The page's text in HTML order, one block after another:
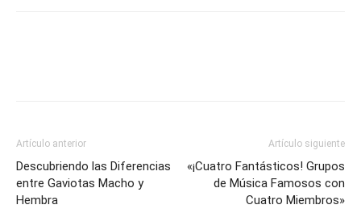
Artículo anterior
Descubriendo las Diferencias
entre Gaviotas Macho y
Hembra
Artículo siguiente
«¡Cuatro Fantásticos! Grupos
de Música Famosos con
Cuatro Miembros»